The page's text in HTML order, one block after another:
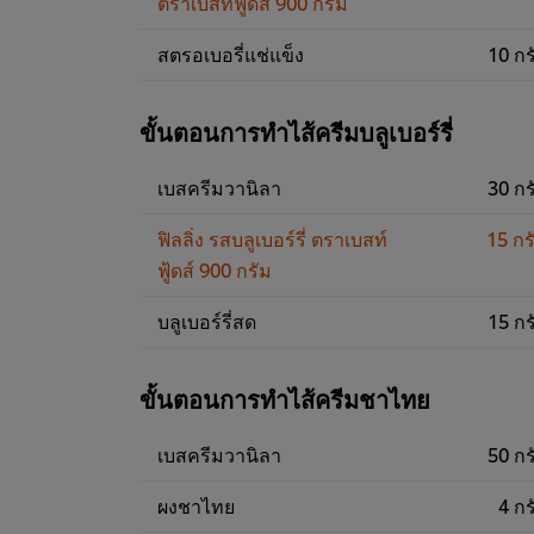
สตรอเบอรี่แช่แข็ง 10 ก
ขั้นตอนการทำไส้ครีมบลูเบอร์รี่
เบสครีมวานิลา
30 ก
ฟิลลิ่ง รสบลูเบอร์รี่ ตราเบสท์
ฟู้ดส์ 900 กรัม
15 ก
บลูเบอร์รี่สด 15 ก
ขั้นตอนการทำไส้ครีมชาไทย
เบสครีมวานิลา
50 ก
ผงชาไทย
4 ก